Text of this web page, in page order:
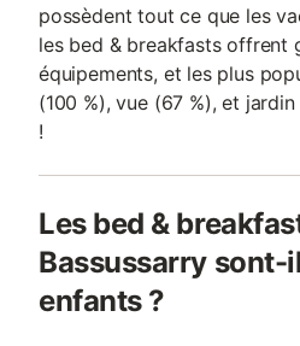
possèdent tout ce que les
les bed & breakfasts offrent
équipements, et les plus
(100 %), vue (67 %), et
!
Les bed &
Bassussarry sont-
enfants ?